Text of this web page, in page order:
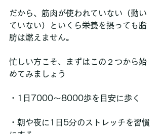
だから、筋肉が使われていない（動い
ていない）といくら栄養を摂っても脂
肪は燃えません。
忙しい方こそ、まずはこの２つから始
めてみましょう
・1日7000～8000歩を目安に歩く
・朝や夜に1日5分のストレッチを習慣